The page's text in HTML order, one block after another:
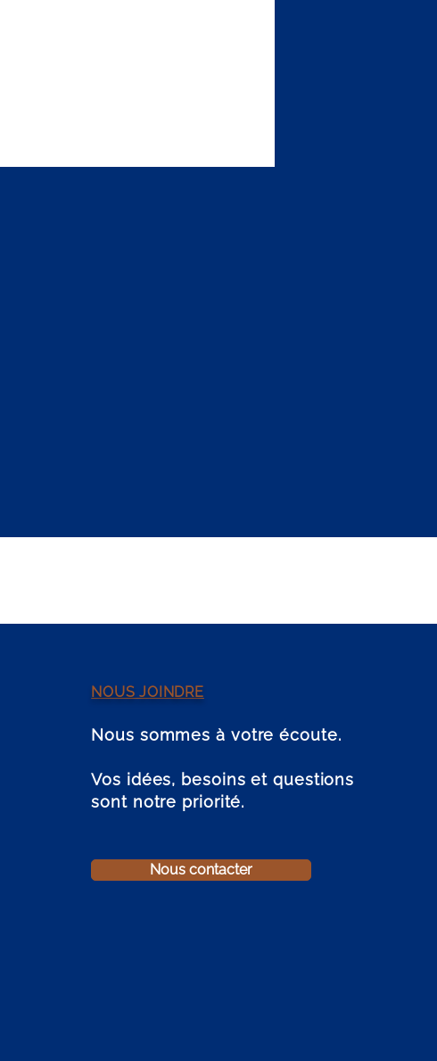
NOUS JOINDRE
Nous sommes à votre écoute.
Vos idées, besoins et questions
sont notre priorité.
Nous contacter